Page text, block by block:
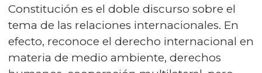
Constitución es el doble discurso sobre el
tema de las relaciones internacionales. En
efecto, reconoce el derecho internacional en
materia de medio ambiente, derechos